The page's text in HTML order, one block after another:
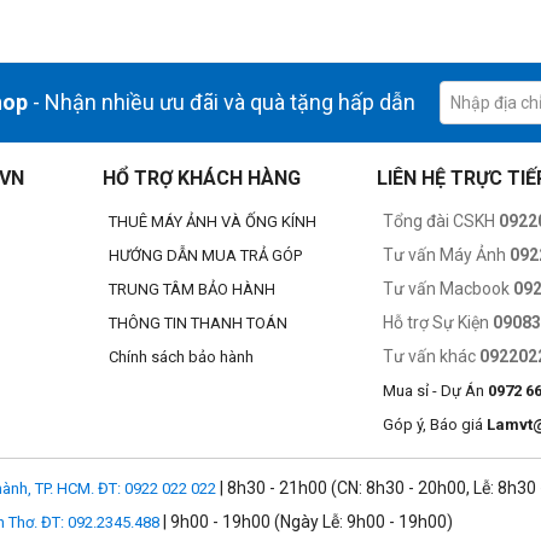
lên độ phân giải 5MP và có tính năng dùng màn hình làm Flash
làm flash cho iPhone. Nếu bạn từng dùng các sản phẩm của
đáo.
chơi game một cách nhanh chóng. Người dùng có thể trải
kết nối Bluetooth người dùng còn có thể kết nối với Apple Watch, loa
- Nhận nhiều ưu đãi và quà tặng hấp dẫn
HỔ TRỢ KHÁCH HÀNG
THUÊ MÁY ẢNH VÀ ỐNG KÍNH
HƯỚNG DẪN MUA TRẢ GÓP
TRUNG TÂM BẢO HÀNH
THÔNG TIN THANH TOÁN
Chính sách bảo hành
LIÊN HỆ TRỰC
Tổng đài CSKH
Tư vấn Máy Ảnh
Tư vấn Macbook
Hỗ trợ Sự Kiện
Tư vấn khác
Mua sỉ - Dự Án 0972
Góp ý, Báo giá
TP. HCM. ĐT: 0922 022 022 | 8h30 - 21h00 (CN: 8h30 - 20h00, Lễ:
Thơ. ĐT: 092.2345.488 | 9h00 - 19h00 (Ngày Lễ: 9h00 - 19h00)